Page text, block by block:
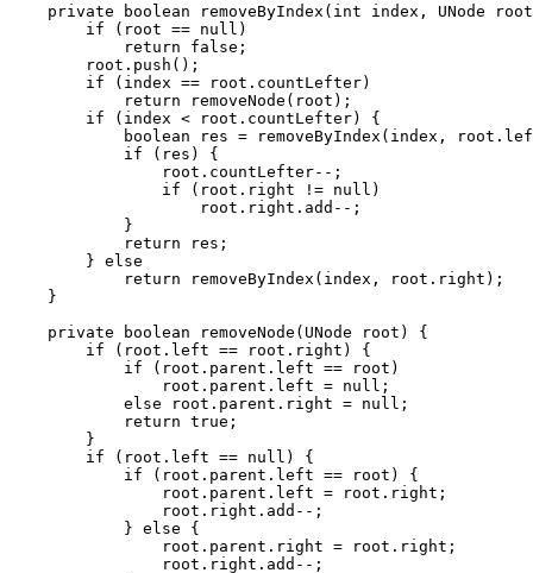
private boolean removeByIndex(int index, UNode
        if (root == null)
            return false;
        root.push();
        if (index == root.countLefter)
            return removeNode(root);
        if (index < root.countLefter) {
boolean res = removeByIndex(index,
            if (res) {
                root.countLefter--;
                if (root.right != null)
                    root.right.add--;
            }
            return res;
        } else
            return removeByIndex(index, root.right);
    }
    private boolean removeNode(UNode root) {
        if (root.left == root.right) {
            if (root.parent.left == root)
                root.parent.left = null;
            else root.parent.right = null;
            return true;
        }
        if (root.left == null) {
            if (root.parent.left == root) {
                root.parent.left = root.right;
                root.right.add--;
            } else {
                root.parent.right = root.right;
                root.right.add--;